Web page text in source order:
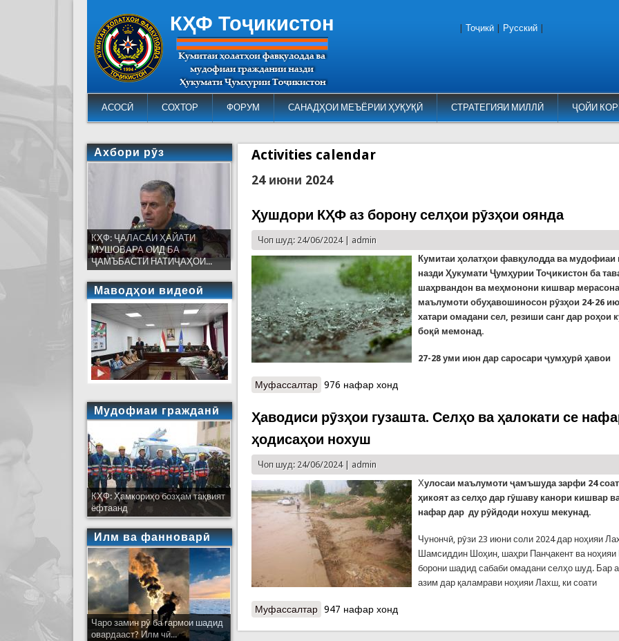
КҲФ Тоҷикистон
АСОСӢ СОХТОР ФОРУМ САНАДҲОИ МЕЪЁРИИ ҲУҚУҚӢ СТРАТЕГИЯИ МИЛЛӢ ҶОЙИ
Тоҷикӣ Русский
Activities calendar
24 июни 2024
Ҳушдори КҲФ аз борону селҳои рӯзҳои оянда
Чоп шуд: 24/06/2024 | admin
Кумитаи ҳолатҳои фавқулодда ва мудофиаи
назди Ҳукумати Ҷумҳурии Тоҷикистон ба
шаҳрвандон ва меҳмонони кишвар
маълумоти обуҳавошиносон рӯзҳои 24-26
хатари омадани сел, резиши санг дар роҳои
боқӣ мемонад.
27-28 уми июн дар саросари ҷумҳурӣ ҳавои
Муфассалтар о Ҳушдори КҲФ аз борону селҳои рӯзҳои оянда
976 нафар хонд
Ҳаводиси рӯзҳои гузашта. Селҳо ва ҳалокати се
ҳодисаҳои нохуш
Чоп шуд: 24/06/2024 | admin
Хулосаи маълумоти ҷамъшуда зарфи 24
ҳикоят аз селҳо дар гӯшаву канори кишвар
нафар дар ду рӯйдоди нохуш мекунад.
Чунончӣ, рӯзи 23 июни соли 2024 дар ноҳияи
Шамсиддин Шоҳин, шаҳри Панҷакент ва
борони шадид сабаби омадани селҳо шуд. Бар
азим дар қаламрави ноҳияи Лахш, ки соати
Муфассалтар о Ҳаводиси рӯзҳои гузашта. Селҳо ва ҳалокати се нафар дар
947 нафар хонд
Ахбори рӯз
КҲФ: ҶАЛАСАИ ҲАЙАТИ
МУШОВАРА ОИД БА
ҶАМЪБАСТИ НАТИҶАҲОИ...
Маводҳои видеоӣ
Мудофиаи гражданӣ
КҲФ: Ҳамкориҳо бозҳам тақвият
ёфтаанд
Илм ва фанноварӣ
Чаро замин рӯ ба гармои шадид
овардааст? Илм чӣ...